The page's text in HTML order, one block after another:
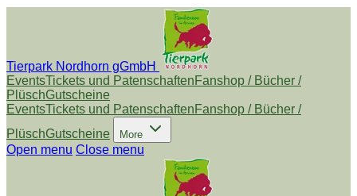
Tierpark Nordhorn gGmbH
EventsTickets und PatenschaftenFanshop / Bücher /
PlüschGutscheine
EventsTickets und PatenschaftenFanshop / Bücher /
PlüschGutscheine More
Open menu Close menu